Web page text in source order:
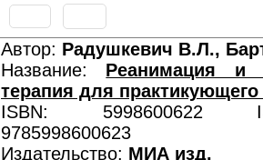
Автор: Радушкевич В.Л.,
Название: Реанимация и
терапия для практикующего
ISBN: 5998600622
9785998600623
Издательство: МИА изд.